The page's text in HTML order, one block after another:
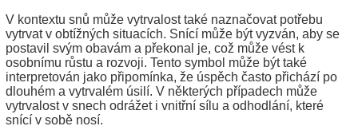
V kontextu snů může vytrvalost také naznačovat potřebu
vytrvat v obtížných situacích. Snící může být vyzván, aby se
postavil svým obavám a překonal je, což může vést k
osobnímu růstu a rozvoji. Tento symbol může být také
interpretován jako připomínka, že úspěch často přichází po
dlouhém a vytrvalém úsilí. V některých případech může
vytrvalost v snech odrážet i vnitřní sílu a odhodlání, které
snící v sobě nosí.